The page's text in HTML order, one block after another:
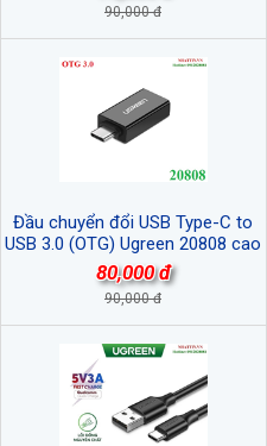
90,000 đ
Đầu chuyển đổi USB Type-C to
USB 3.0 (OTG) Ugreen 20808 cao
cấp (Đen)
80,000 đ
90,000 đ